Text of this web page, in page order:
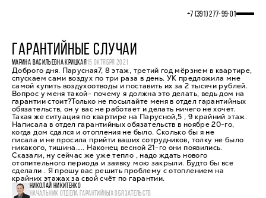
+7 (391) 277‒99‒01
ГАРАНТИЙНЫЕ СЛУЧАИ
МАРИНА ВАСИЛЬЕВНА КРИЦКАЯ15 ОКТЯБРЯ 2021
Доброго дня. Парусная7, 8 этаж, третий год мёрзнем в квартире,
спускаем сами воздух по три раза в день. УК предложила мне
самой купить воздухоотводы и поставить их за 2 тысячи рублей.
Вопрос у меня такой- почему я должна это делать, ведь дом на
гарантии стоит?Только не посылайте меня в отдел гарантийных
обязательств, он у вас не работает и делать ничего не хочет.
Такая же ситуация по квартире на Парусной,5 , 9 крайний этаж.
Написала в отдел гарантийных обязательств в ноябре 20-го,
когда дом сдался и отопления не было. Сколько бы я не
писала и не просила прийти ваших сотрудников, толку не было
никакого, тишина….. Наконец весной 21-го они появились.
Сказали, ну сейчас же уже тепло , надо ждать нового
отопительного периода и заявку мою закрыли. Будто бы все
сделали . Я прошу вас решить проблему с отоплением на
крайних этажах за свой счёт по гарантии.
НИКОЛАЙ НИКИТЕНКО
НАЧАЛЬНИК ОТДЕЛА ГАРАНТИЙНЫХ ОБЯЗАТЕЛЬСТВ